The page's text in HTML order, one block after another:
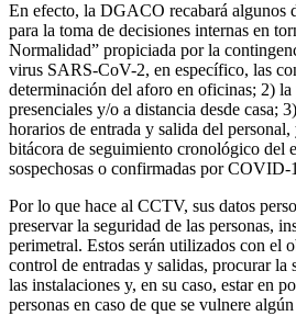
En efecto, la DGACO recabará algunos
para la toma de decisiones internas en
Normalidad” propiciada por la
virus SARS-CoV-2, en específico, las
determinación del aforo en oficinas; 2)
presenciales y/o a distancia desde casa;
horarios de entrada y salida del
bitácora de seguimiento cronológico del
sospechosas o confirmadas por COVID-
Por lo que hace al CCTV, sus datos
preservar la seguridad de las personas,
perimetral. Estos serán utilizados con el
control de entradas y salidas, procurar la
las instalaciones y, en su caso, estar en
personas en caso de que se vulnere